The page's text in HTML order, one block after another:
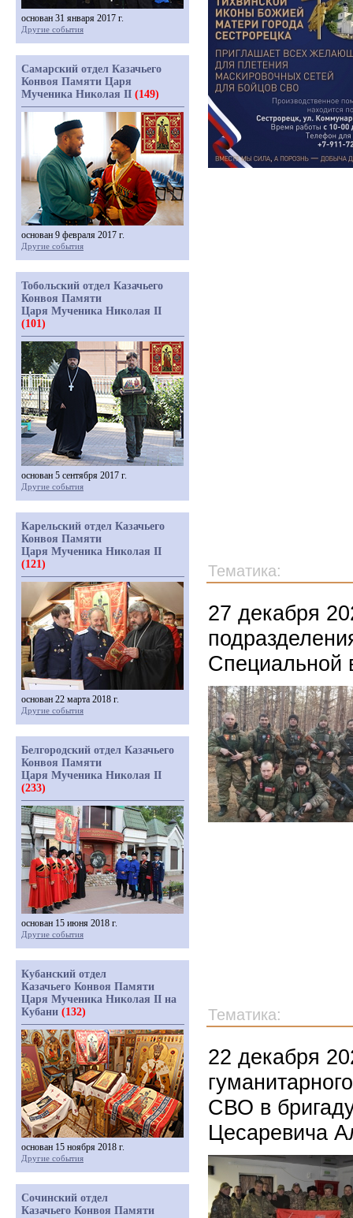
Тематика:
27 декабря
Специальной
Тематика:
22 декабря
СВО в
Цесаревича
основан 31 января 2017 г.
Другие события
Самарский отдел Казачьего
Конвоя Памяти Царя
Мученика Николая II (149)
основан 9 февраля 2017 г.
Другие события
Тобольский отдел Казачьего
Конвоя Памяти
Царя Мученика Николая II
(101)
основан 5 сентября 2017 г.
Другие события
Карельский отдел Казачьего
Конвоя Памяти
Царя Мученика Николая II
(121)
основан 22 марта 2018 г.
Другие события
Белгородский отдел Казачьего
Конвоя Памяти
Царя Мученика Николая II
(233)
основан 15 июня 2018 г.
Другие события
Кубанский отдел
Казачьего Конвоя Памяти
Царя Мученика Николая II на
Кубани (132)
основан 15 ноября 2018 г.
Другие события
Сочинский отдел
Казачьего Конвоя Памяти